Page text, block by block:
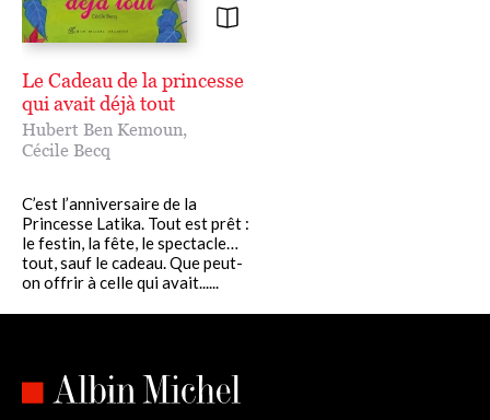
Le Cadeau de la princesse
qui avait déjà tout
Hubert Ben Kemoun,
Cécile Becq
C’est l’anniversaire de la
Princesse Latika. Tout est prêt :
le festin, la fête, le spectacle…
tout, sauf le cadeau. Que peut-
on offrir à celle qui avait......